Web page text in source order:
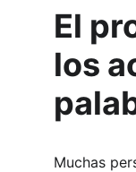
El
los
Muchas